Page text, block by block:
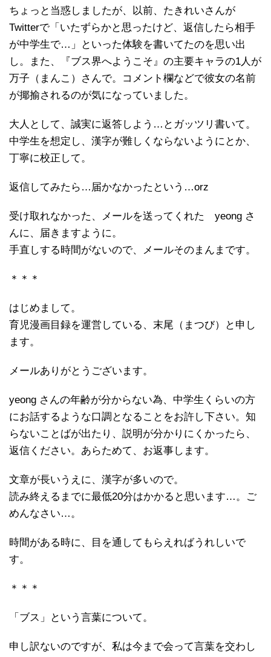
ちょっと当惑しましたが、以前、たきれいさんが
Twitterで「いたずらかと思ったけど、返信したら相手
が中学生で…」といった体験を書いてたのを思い出
し。また、『ブス界へようこそ』の主要キャラの1人が
万子（まんこ）さんで。コメント欄などで彼女の名前
が揶揄されるのが気になっていました。
大人として、誠実に返答しよう…とガッツリ書いて。
中学生を想定し、漢字が難しくならないようにとか、
丁寧に校正して。
返信してみたら…届かなかったという…orz
受け取れなかった、メールを送ってくれた yeong さ
んに、届きますように。
手直しする時間がないので、メールそのまんまです。
＊＊＊
はじめまして。
育児漫画目録を運営している、末尾（まつび）と申し
ます。
メールありがとうございます。
yeong さんの年齢が分からない為、中学生くらいの方
にお話するような口調となることをお許し下さい。知
らないことばが出たり、説明が分かりにくかったら、
返信ください。あらためて、お返事します。
文章が長いうえに、漢字が多いので。
読み終えるまでに最低20分はかかると思います…。ご
めんなさい…。
時間がある時に、目を通してもらえればうれしいで
す。
＊＊＊
「ブス」という言葉について。
申し訳ないのですが、私は今まで会って言葉を交わし